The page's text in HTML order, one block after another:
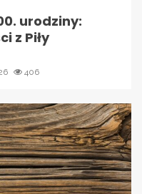
urodziny:
z Piły
406